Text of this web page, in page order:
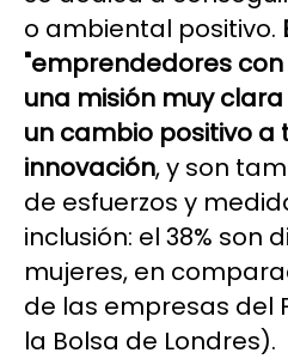
o ambiental positivo.
"emprendedores
una misión muy
un cambio positivo a
innovación, y son
de esfuerzos y
inclusión: el 38% son
mujeres, en
de las empresas del
la Bolsa de Londres).